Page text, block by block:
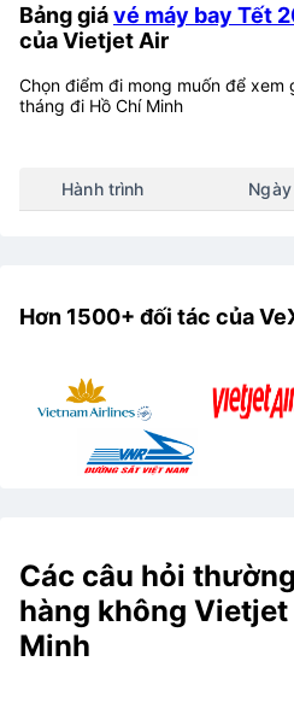
Bảng giávé máy bay Tết
của Vietjet Air
Chọn điểm đi mong muốn để
tháng đi Hồ Chí Minh
Hành trình Ngày
Hơn 1500+ đối tác của
Các câu hỏi
hàng không
Minh